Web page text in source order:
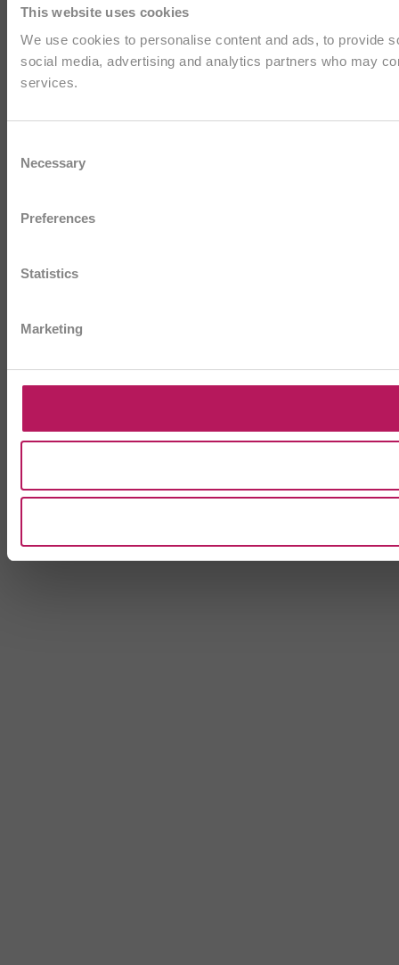
This website uses cookies
We use cookies to personalise content and ads, to provide
social media, advertising and analytics partners who may
services.
Selection
Necessary
Preferences
Statistics
Marketing